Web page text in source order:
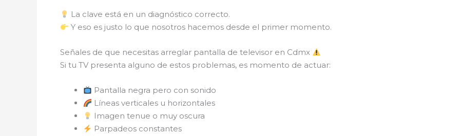
La clave está en un diagnóstico correcto.
Y eso es justo lo que nosotros hacemos desde el primer momento.
Señales de que necesitas arreglar pantalla de televisor en Cdmx
Si tu TV presenta alguno de estos problemas, es momento de actuar:
Pantalla negra pero con sonido
Líneas verticales u horizontales
Imagen tenue o muy oscura
Parpadeos constantes